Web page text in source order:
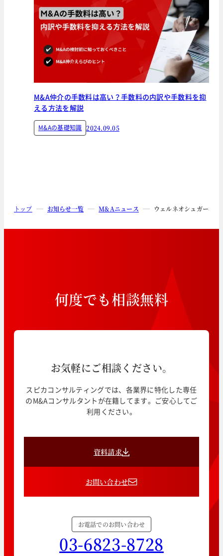
M&A仲介の手数料は高い？手数料の内訳や手数料を抑
える方法を解説
M&Aの基礎知識 2024.09.05
トップ お知らせ一覧 M&Aニュース ウェルネオシュガー株
何度でも相談無料
お気軽にご相談ください。
スピカコンサルティングでは、各業界に特化した専任
のM&Aコンサルタントが在籍してます。ご安心してご
利用ください。
資料請求
お問い合わせ
お電話でのお問い合わせ
03-6823-8728